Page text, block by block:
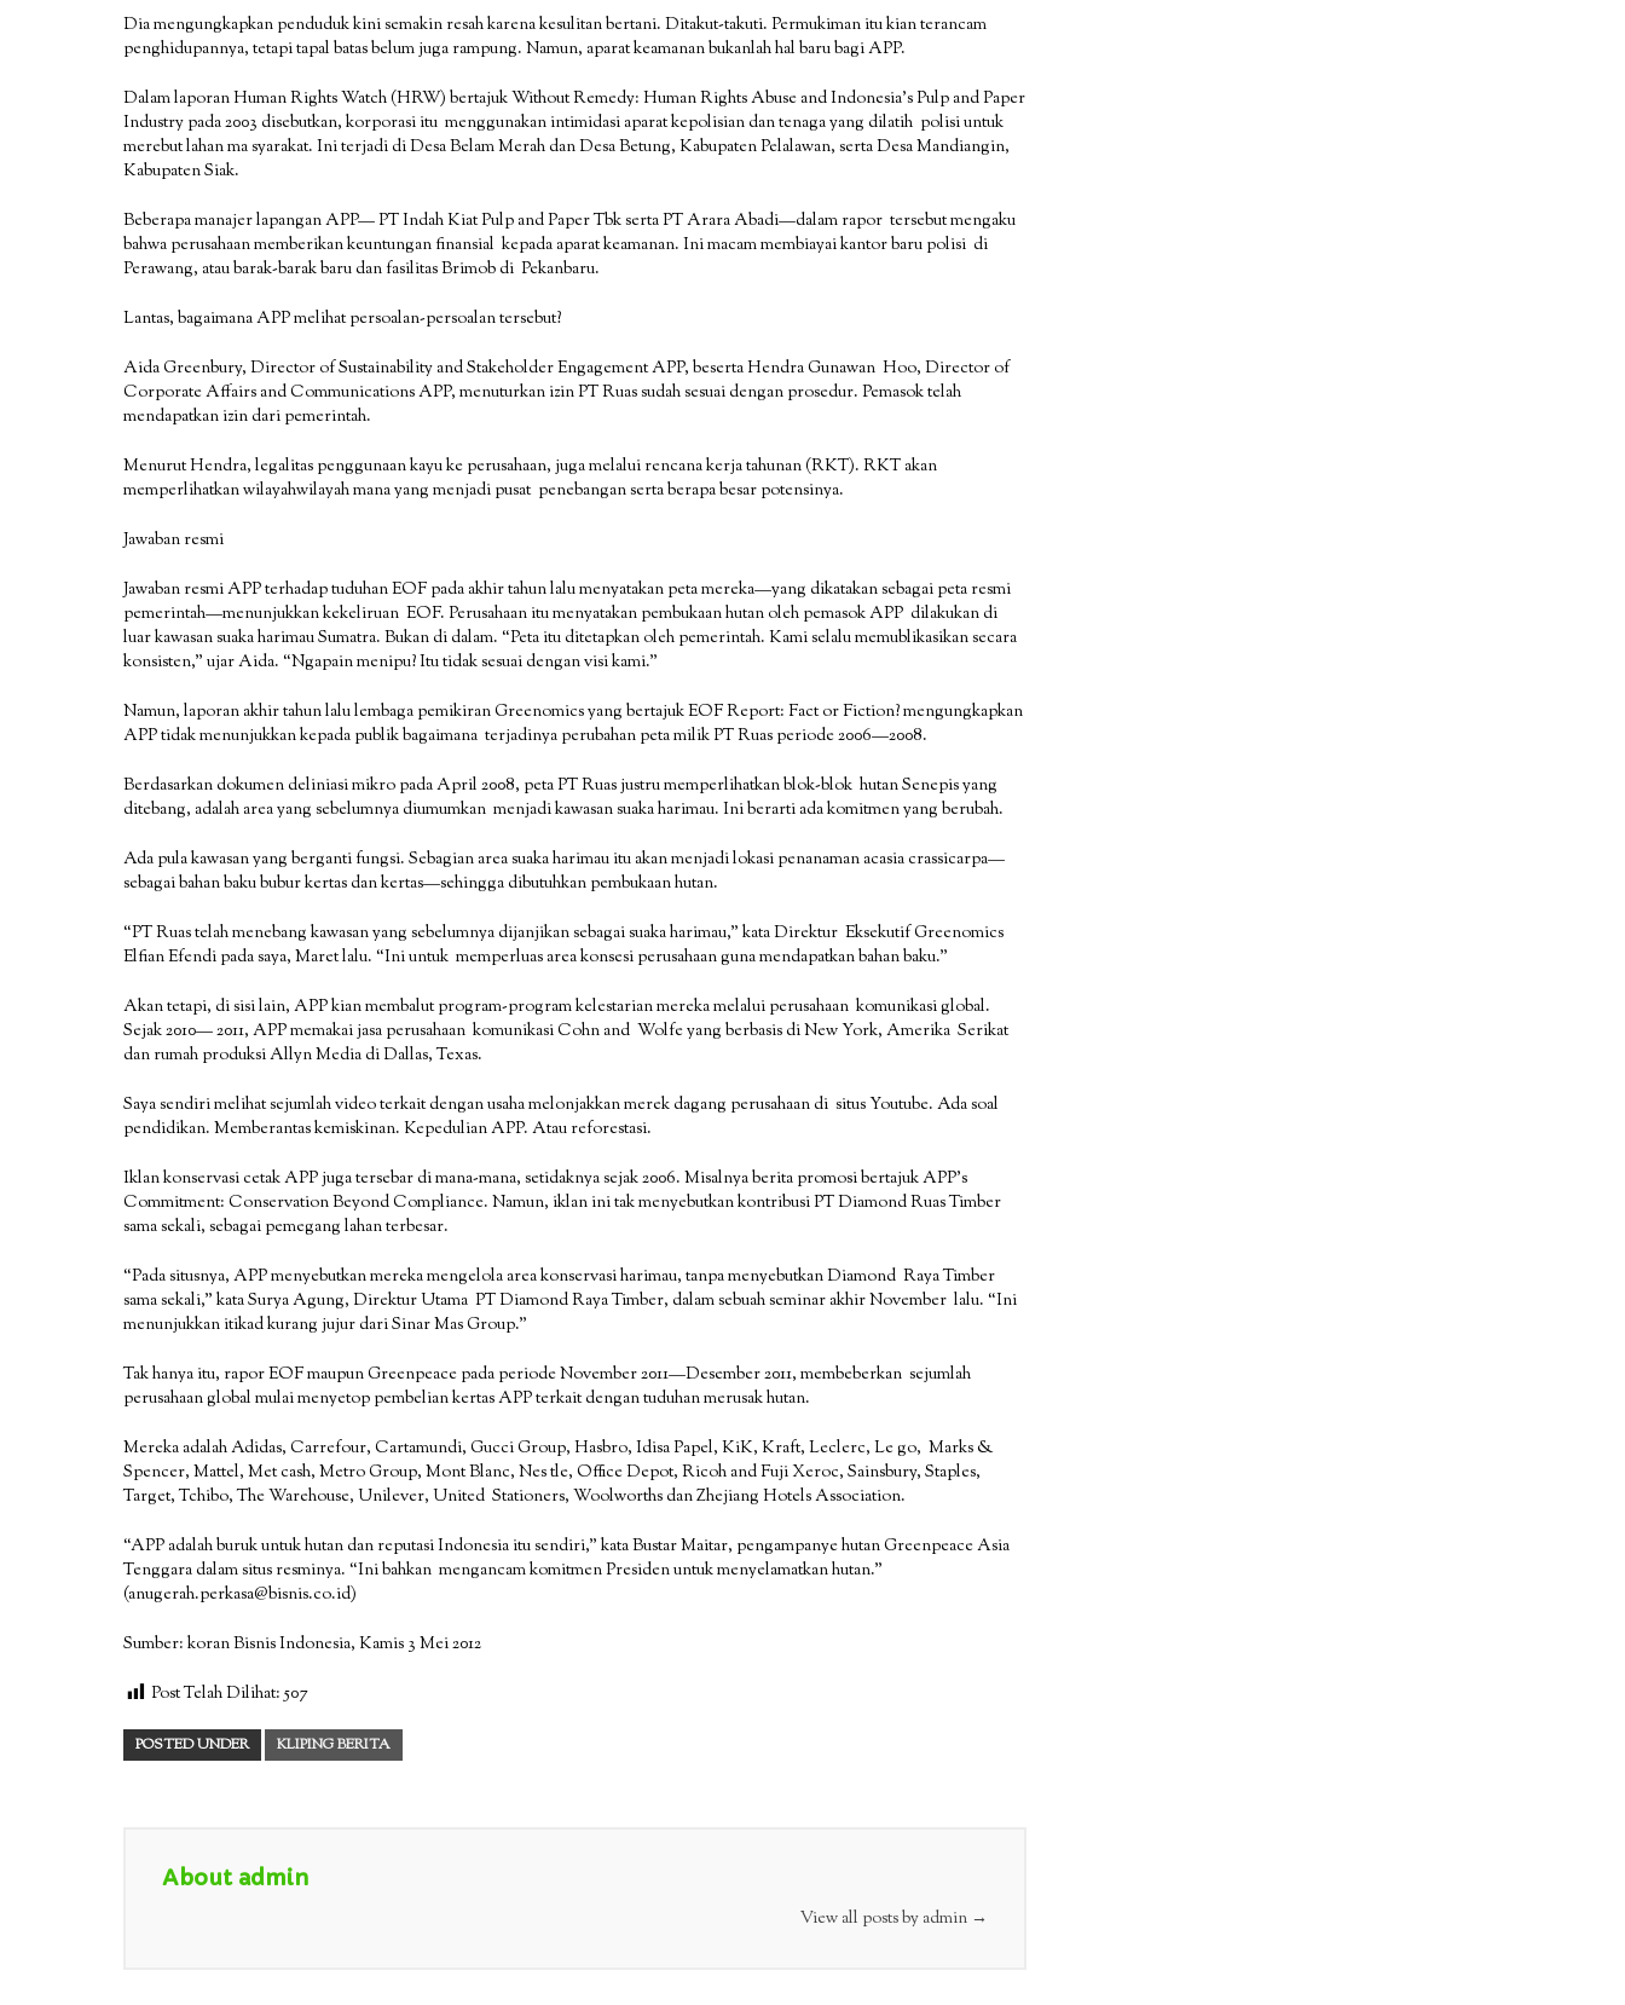
Dia mengungkapkan penduduk kini semakin resah karena kesulitan bertani. Ditakut-takuti. Permukiman itu kian terancam
penghidupannya, tetapi tapal batas belum juga rampung. Namun, aparat keamanan bukanlah hal baru bagi APP.
Dalam laporan Human Rights Watch (HRW) bertajuk Without Remedy: Human Rights Abuse and Indonesia’s Pulp and Paper
Industry pada 2003 disebutkan, korporasi itu menggunakan intimidasi aparat kepolisian dan tenaga yang dilatih polisi untuk
merebut lahan ma syarakat. Ini terjadi di Desa Belam Merah dan Desa Betung, Kabupaten Pelalawan, serta Desa Mandiangin,
Kabupaten Siak.
Beberapa manajer lapangan APP— PT Indah Kiat Pulp and Paper Tbk serta PT Arara Abadi—dalam rapor tersebut mengaku
bahwa perusahaan memberikan keuntungan finansial kepada aparat keamanan. Ini macam membiayai kantor baru polisi di
Perawang, atau barak-barak baru dan fasilitas Brimob di Pekanbaru.
Lantas, bagaimana APP melihat persoalan-persoalan tersebut?
Aida Greenbury, Director of Sustainability and Stakeholder Engagement APP, beserta Hendra Gunawan Hoo, Director of
Corporate Affairs and Communications APP, menuturkan izin PT Ruas sudah sesuai dengan prosedur. Pemasok telah
mendapatkan izin dari pemerintah.
Menurut Hendra, legalitas penggunaan kayu ke perusahaan, juga melalui rencana kerja tahunan (RKT). RKT akan
memperlihatkan wilayahwilayah mana yang menjadi pusat penebangan serta berapa besar potensinya.
Jawaban resmi
Jawaban resmi APP terhadap tuduhan EOF pada akhir tahun lalu menyatakan peta mereka—yang dikatakan sebagai peta resmi
pemerintah—menunjukkan kekeliruan EOF. Perusahaan itu menyatakan pembukaan hutan oleh pemasok APP dilakukan di
luar kawasan suaka harimau Sumatra. Bukan di dalam. “Peta itu ditetapkan oleh pemerintah. Kami selalu memublikasikan secara
konsisten,” ujar Aida. “Ngapain menipu? Itu tidak sesuai dengan visi kami.”
Namun, laporan akhir tahun lalu lembaga pemikiran Greenomics yang bertajuk EOF Report: Fact or Fiction? mengungkapkan
APP tidak menunjukkan kepada publik bagaimana terjadinya perubahan peta milik PT Ruas periode 2006—2008.
Berdasarkan dokumen deliniasi mikro pada April 2008, peta PT Ruas justru memperlihatkan blok-blok hutan Senepis yang
ditebang, adalah area yang sebelumnya diumumkan menjadi kawasan suaka harimau. Ini berarti ada komitmen yang berubah.
Ada pula kawasan yang berganti fungsi. Sebagian area suaka harimau itu akan menjadi lokasi penanaman acasia crassicarpa—
sebagai bahan baku bubur kertas dan kertas—sehingga dibutuhkan pembukaan hutan.
“PT Ruas telah menebang kawasan yang sebelumnya dijanjikan sebagai suaka harimau,” kata Direktur Eksekutif Greenomics
Elfian Efendi pada saya, Maret lalu. “Ini untuk memperluas area konsesi perusahaan guna mendapatkan bahan baku.”
Akan tetapi, di sisi lain, APP kian membalut program-program kelestarian mereka melalui perusahaan komunikasi global.
Sejak 2010— 2011, APP memakai jasa perusahaan komunikasi Cohn and Wolfe yang berbasis di New York, Amerika Serikat
dan rumah produksi Allyn Media di Dallas, Texas.
Saya sendiri melihat sejumlah video terkait dengan usaha melonjakkan merek dagang perusahaan di situs Youtube. Ada soal
pendidikan. Memberantas kemiskinan. Kepedulian APP. Atau reforestasi.
Iklan konservasi cetak APP juga tersebar di mana-mana, setidaknya sejak 2006. Misalnya berita promosi bertajuk APP’s
Commitment: Conservation Beyond Compliance. Namun, iklan ini tak menyebutkan kontribusi PT Diamond Ruas Timber
sama sekali, sebagai pemegang lahan terbesar.
“Pada situsnya, APP menyebutkan mereka mengelola area konservasi harimau, tanpa menyebutkan Diamond Raya Timber
sama sekali,” kata Surya Agung, Direktur Utama PT Diamond Raya Timber, dalam sebuah seminar akhir November lalu. “Ini
menunjukkan itikad kurang jujur dari Sinar Mas Group.”
Tak hanya itu, rapor EOF maupun Greenpeace pada periode November 2011—Desember 2011, membeberkan sejumlah
perusahaan global mulai menyetop pembelian kertas APP terkait dengan tuduhan merusak hutan.
Mereka adalah Adidas, Carrefour, Cartamundi, Gucci Group, Hasbro, Idisa Papel, KiK, Kraft, Leclerc, Le go, Marks &
Spencer, Mattel, Met cash, Metro Group, Mont Blanc, Nes tle, Office Depot, Ricoh and Fuji Xeroc, Sainsbury, Staples,
Target, Tchibo, The Warehouse, Unilever, United Stationers, Woolworths dan Zhejiang Hotels Association.
“APP adalah buruk untuk hutan dan reputasi Indonesia itu sendiri,” kata Bustar Maitar, pengampanye hutan Greenpeace Asia
Tenggara dalam situs resminya. “Ini bahkan mengancam komitmen Presiden untuk menyelamatkan hutan.”
(anugerah.perkasa@bisnis.co.id)
Sumber: koran Bisnis Indonesia, Kamis 3 Mei 2012
Post Telah Dilihat: 507
POSTED UNDER KLIPING BERITA
About admin
View all posts by admin →